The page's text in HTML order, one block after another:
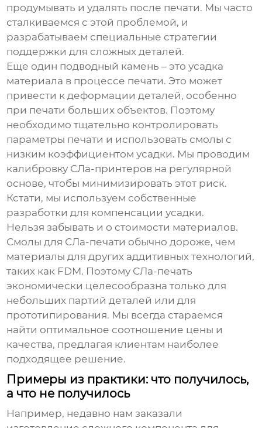
продумывать и удалять после печати. Мы часто
сталкиваемся с этой проблемой, и
разрабатываем специальные стратегии
поддержки для сложных деталей.
Еще один подводный камень – это усадка
материала в процессе печати. Это может
привести к деформации деталей, особенно
при печати больших объектов. Поэтому
необходимо тщательно контролировать
параметры печати и использовать смолы с
низким коэффициентом усадки. Мы проводим
калибровку СЛа-принтеров на регулярной
основе, чтобы минимизировать этот риск.
Кстати, мы используем собственные
разработки для компенсации усадки.
Нельзя забывать и о стоимости материалов.
Смолы для СЛа-печати обычно дороже, чем
материалы для других аддитивных технологий,
таких как FDM. Поэтому СЛа-печать
экономически целесообразна только для
небольших партий деталей или для
прототипирования. Мы всегда стараемся
найти оптимальное соотношение цены и
качества, предлагая клиентам наиболее
подходящее решение.
Примеры из практики: что получилось,
а что не получилось
Например, недавно нам заказали